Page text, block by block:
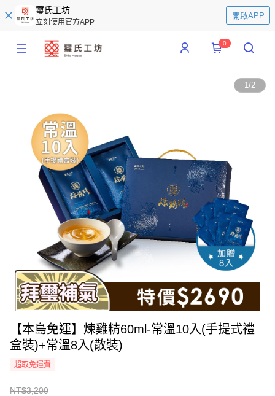
璽氏工坊
立刻使用官方APP
開啟APP
0
1/2
【本島免運】煉雞精60ml-常溫10入(手提式禮
盒裝)+常溫8入(散裝)
超取免運費
NT$3,200